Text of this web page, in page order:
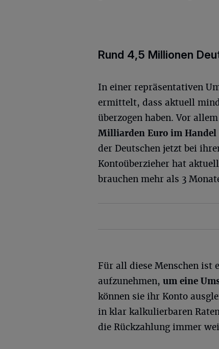
Rund 4,5 Millionen
In einer repräsentativen
ermittelt, dass aktuell
überzogen haben. Vor
Milliarden Euro im Handel
der Deutschen jetzt bei
Kontoüberzieher hat
brauchen mehr als 3
Für all diese Menschen ist
aufzunehmen, um eine
können sie ihr Konto
in klar kalkulierbaren
die Rückzahlung immer